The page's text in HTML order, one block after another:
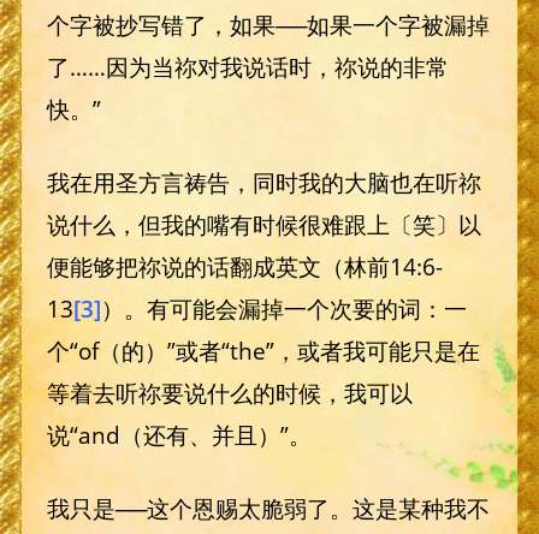
个字被抄写错了，如果──如果一个字被漏掉
了……因为当祢对我说话时，祢说的非常
快。”
我在用圣方言祷告，同时我的大脑也在听祢
说什么，但我的嘴有时候很难跟上〔笑〕以
便能够把祢说的话翻成英文（林前14:6-
13[3]）。有可能会漏掉一个次要的词：一
个“of（的）”或者“the”，或者我可能只是在
等着去听祢要说什么的时候，我可以
说“and（还有、并且）”。
我只是──这个恩赐太脆弱了。这是某种我不